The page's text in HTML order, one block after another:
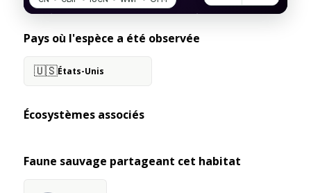
Pays où l'espèce a été observée
🇺🇸États-Unis
Écosystèmes associés
Faune sauvage partageant cet habitat